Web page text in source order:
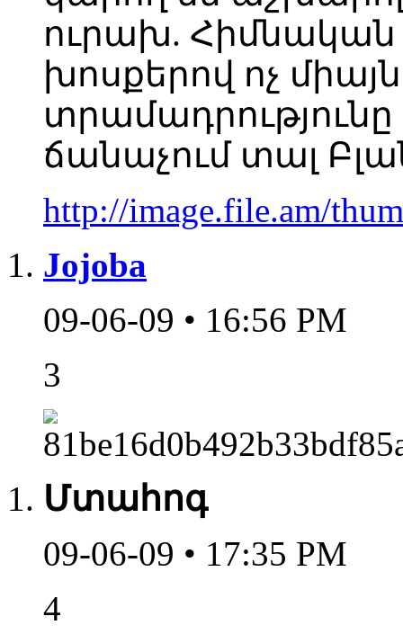
ուրախ.
խոսքերով ոչ
ճանաչում տալ
http://image.file.am/
Jojoba
09-06-09 • 16:56 PM
3
Մտահոգ
09-06-09 • 17:35 PM
4